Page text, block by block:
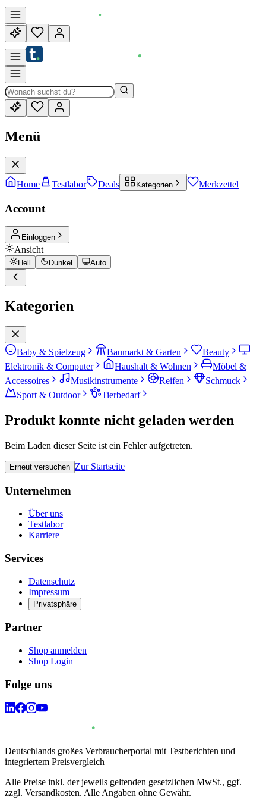
Menü
Home Testlabor Deals Kategorien Merkzettel
Account
Einloggen
Ansicht
Hell Dunkel Auto
Kategorien
Baby & Spielzeug Baumarkt & Garten
Beauty
Elektronik & Computer
Haushalt & Wohnen
Möbel &
Accessoires
Musikinstrumente Reifen
Schmuck
Sport & Outdoor
Tierbedarf
Produkt konnte nicht geladen werden
Beim Laden dieser Seite ist ein Fehler aufgetreten.
Erneut versuchen Zur Startseite
Unternehmen
Über uns
Testlabor
Karriere
Services
Datenschutz
Impressum
Privatsphäre
Partner
Shop anmelden
Shop Login
Folge uns
Deutschlands großes Verbraucherportal mit Testberichten und
integriertem Preisvergleich
Alle Preise inkl. der jeweils geltenden gesetzlichen MwSt., ggf.
zzgl. Versandkosten. Alle Angaben ohne Gewähr.